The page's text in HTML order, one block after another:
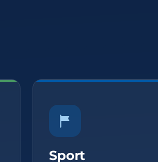
Sport